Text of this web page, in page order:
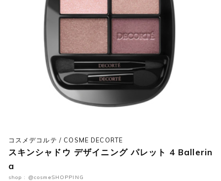
コスメデコルテ / COSME DECORTE
スキンシャドウ デザイニング パレット 4 Ballerin
a
shop : @cosmeSHOPPING